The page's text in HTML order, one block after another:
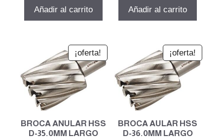
era:
Añadir al carrito
era:
Añadir al carrito
¡oferta!
BROCA ANULAR HSS
D-35.0MM LARGO
¡oferta!
BROCA AULAR HSS
D-36.0MM LARGO